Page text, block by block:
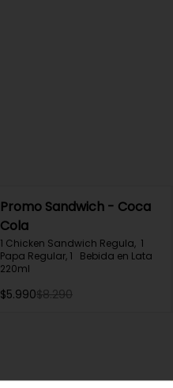
Promo Sandwich - Coca
Cola
1 Chicken Sandwich Regula,  1
Papa Regular, 1   Bebida en Lata
220ml
$5.990$8.290